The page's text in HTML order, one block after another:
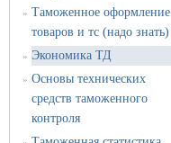
» Таможенное оформление
товаров и тс (надо знать)
» Экономика ТД
» Основы технических
средств таможенного
контроля